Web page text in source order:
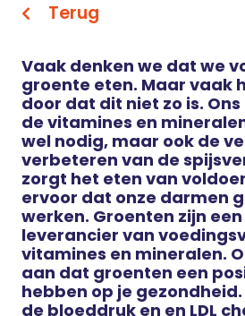
Terug
Vaak denken we dat we
groente eten. Maar vaak
door dat dit niet zo is.
de vitamines en
wel nodig, maar ook de
verbeteren van de
zorgt het eten van
ervoor dat onze darmen
werken. Groenten zijn
leverancier van
vitamines en mineralen.
aan dat groenten een
hebben op je
de bloeddruk en en LDL